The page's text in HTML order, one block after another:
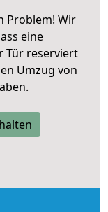
Problem! Wir
eine
Tür reserviert
Umzug von